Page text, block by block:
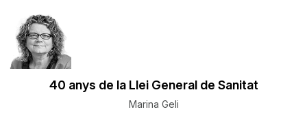
40 anys de la Llei General de Sanitat
Marina Geli